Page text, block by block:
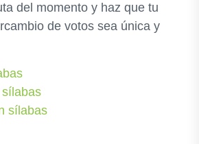
del momento y haz que tu
de votos sea única y
sílabas